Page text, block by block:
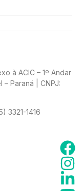
à ACIC – 1º Andar
– Paraná | CNPJ:
3321-1416